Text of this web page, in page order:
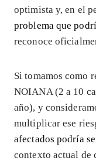
optimista y, en el
problema que
reconoce
Si tomamos como
NOIANA (2 a 10
año), y
multiplicar ese
afectados podría
contexto actual de